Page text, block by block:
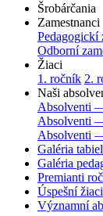
Šrobárčania
Zamestnanci
Pedagogickí
Odborní
Žiaci
1. ročník 2.
Naši
Absolventi
Absolventi
Absolventi
Galéria tabiel
Galéria
Premianti
Úspešní žiaci
Významní